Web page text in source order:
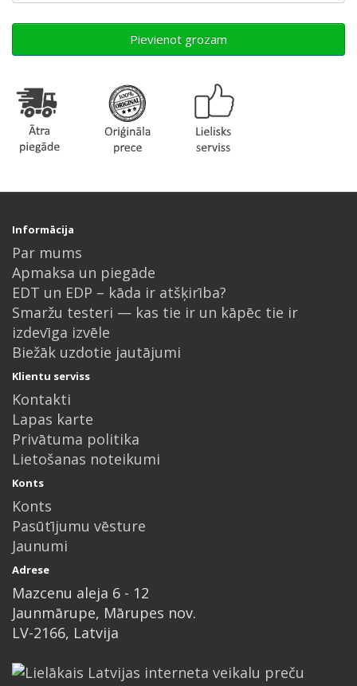
Pievienot grozam
Informācija
Par mums
Apmaksa un piegāde
EDT un EDP – kāda ir atšķirība?
Smaržu testeri — kas tie ir un kāpēc tie ir
izdevīga izvēle
Biežāk uzdotie jautājumi
Klientu serviss
Kontakti
Lapas karte
Privātuma politika
Lietošanas noteikumi
Konts
Konts
Pasūtījumu vēsture
Jaunumi
Adrese
Mazcenu aleja 6 - 12
Jaunmārupe, Mārupes nov.
LV-2166, Latvija